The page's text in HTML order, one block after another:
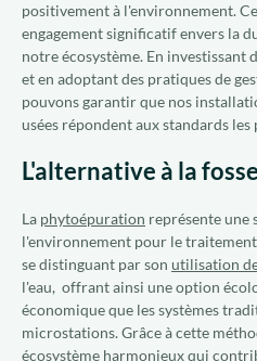
positivement à l'environnement.
engagement significatif envers la
notre écosystème. En investissant
et en adoptant des pratiques de
pouvons garantir que nos
usées répondent aux standards les
L'alternative à la
La phytoépuration représente une
l'environnement pour le traitement
se distinguant par son utilisation
l'eau, offrant ainsi une option
économique que les systèmes
microstations. Grâce à cette
écosystème harmonieux qui